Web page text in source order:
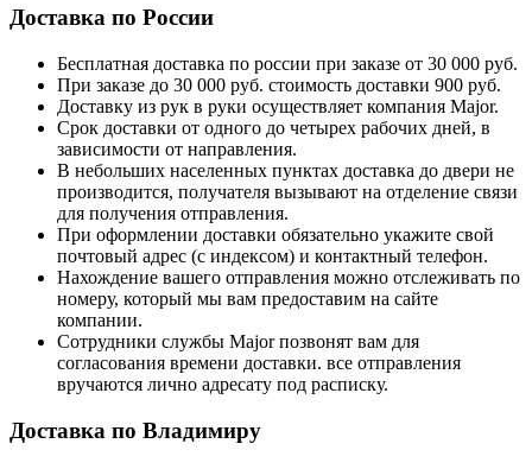
Доставка по России
Бесплатная доставка по россии при заказе от 30 000 руб.
При заказе до 30 000 руб. стоимость доставки 900 руб.
Доставку из рук в руки осуществляет компания Major.
Срок доставки от одного до четырех рабочих дней, в
зависимости от направления.
В небольших населенных пунктах доставка до двери не
производится, получателя вызывают на отделение связи
для получения отправления.
При оформлении доставки обязательно укажите свой
почтовый адрес (с индексом) и контактный телефон.
Нахождение вашего отправления можно отслеживать по
номеру, который мы вам предоставим на сайте
компании.
Сотрудники службы Major позвонят вам для
согласования времени доставки. все отправления
вручаются лично адресату под расписку.
Доставка по Владимиру